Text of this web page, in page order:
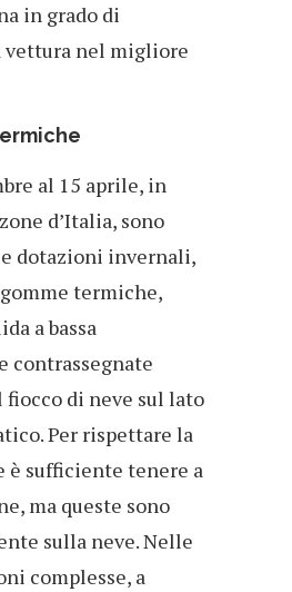
in grado di
vettura nel migliore
al 15 aprile, in
d’Italia, sono
dotazioni invernali,
termiche,
a bassa
contrassegnate
fiocco di neve sul lato
Per rispettare la
è sufficiente tenere a
ma queste sono
sulla neve. Nelle
complesse, a